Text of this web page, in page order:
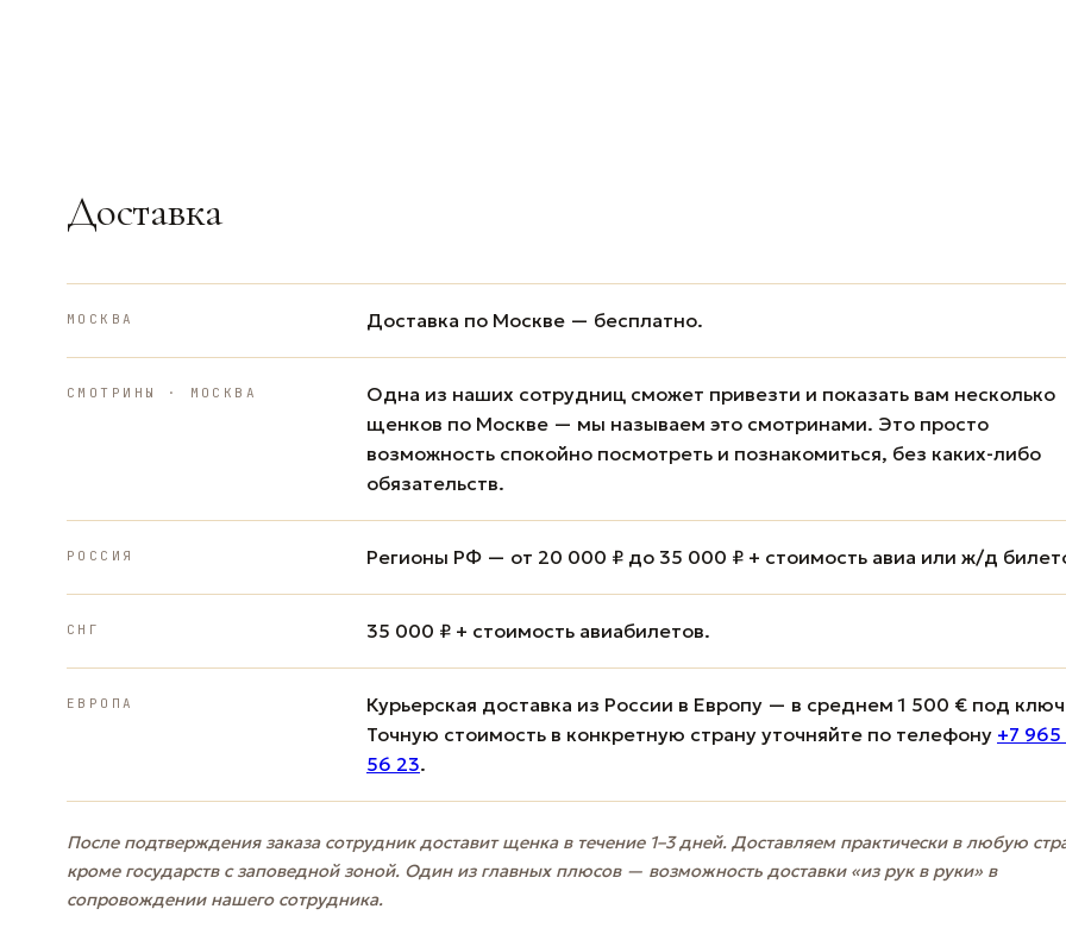
Доставка
МОСКВА Доставка по Москве — бесплатно.
СМОТРИНЫ · МОСКВА
Одна из наших сотрудниц сможет привезти и показать вам несколько
щенков по Москве — мы называем это смотринами. Это просто
возможность спокойно посмотреть и познакомиться, без каких-либо
обязательств.
РОССИЯ Регионы РФ — от 20 000 ₽ до 35 000 ₽ + стоимость авиа или ж/д
СНГ 35 000 ₽ + стоимость авиабилетов.
ЕВРОПА
Курьерская доставка из России в Европу — в среднем 1 500 € под
Точную стоимость в конкретную страну уточняйте по телефону +7 965
56 23.
После подтверждения заказа сотрудник доставит щенка в течение 1–3 дней. Доставляем практически в любую
кроме государств с заповедной зоной. Один из главных плюсов — возможность доставки «из рук в руки» в
сопровождении нашего сотрудника.